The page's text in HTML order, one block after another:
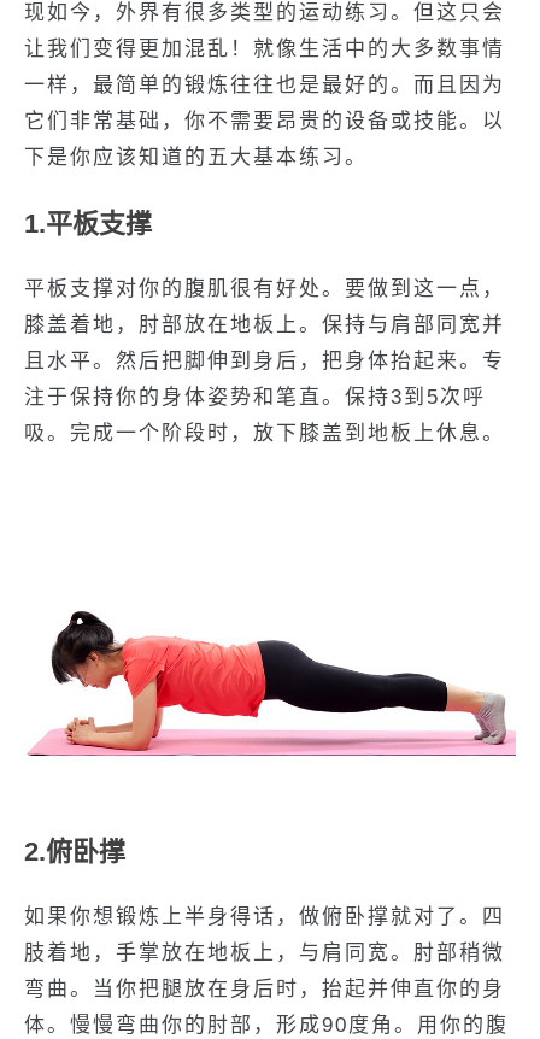
现如今，外界有很多类型的运动练习。但这只会
让我们变得更加混乱！就像生活中的大多数事情
一样，最简单的锻炼往往也是最好的。而且因为
它们非常基础，你不需要昂贵的设备或技能。以
下是你应该知道的五大基本练习。
1.平板支撑
平板支撑对你的腹肌很有好处。要做到这一点，
膝盖着地，肘部放在地板上。保持与肩部同宽并
且水平。然后把脚伸到身后，把身体抬起来。专
注于保持你的身体姿势和笔直。保持3到5次呼
吸。完成一个阶段时，放下膝盖到地板上休息。
2.俯卧撑
如果你想锻炼上半身得话，做俯卧撑就对了。四
肢着地，手掌放在地板上，与肩同宽。肘部稍微
弯曲。当你把腿放在身后时，抬起并伸直你的身
体。慢慢弯曲你的肘部，形成90度角。用你的腹